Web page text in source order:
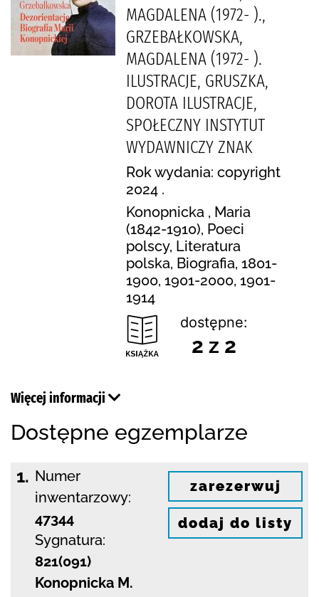
MAGDALENA (1972- ).,
GRZEBAŁKOWSKA,
MAGDALENA (1972- ).
ILUSTRACJE, GRUSZKA,
DOROTA ILUSTRACJE,
SPOŁECZNY INSTYTUT
WYDAWNICZY ZNAK
Rok wydania: copyright
2024 .
Konopnicka , Maria
(1842-1910), Poeci
polscy, Literatura
polska, Biografia, 1801-
1900, 1901-2000, 1901-
1914
dostępne:
2 z 2
Więcej informacji
Dostępne egzemplarze
1. Numer
inwentarzowy:
47344
Sygnatura:
821(091)
Konopnicka M.
zarezerwuj
dodaj do listy